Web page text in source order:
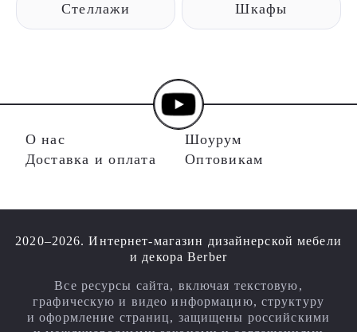
Стеллажи Шкафы
О нас
Доставка и оплата
Шоурум
Оптовикам
2020–2026. Интернет-магазин дизайнерской мебели
и декора Berber
Все ресурсы сайта, включая текстовую,
графическую и видео информацию, структуру
и оформление страниц, защищены российскими